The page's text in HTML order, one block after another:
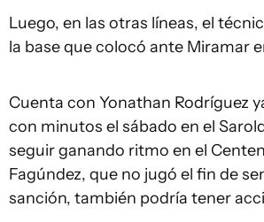
Luego, en las otras líneas, el
la base que colocó ante Miramar
Cuenta con Yonathan Rodríguez
con minutos el sábado en el
seguir ganando ritmo en el
Fagúndez, que no jugó el fin de
sanción, también podría tener